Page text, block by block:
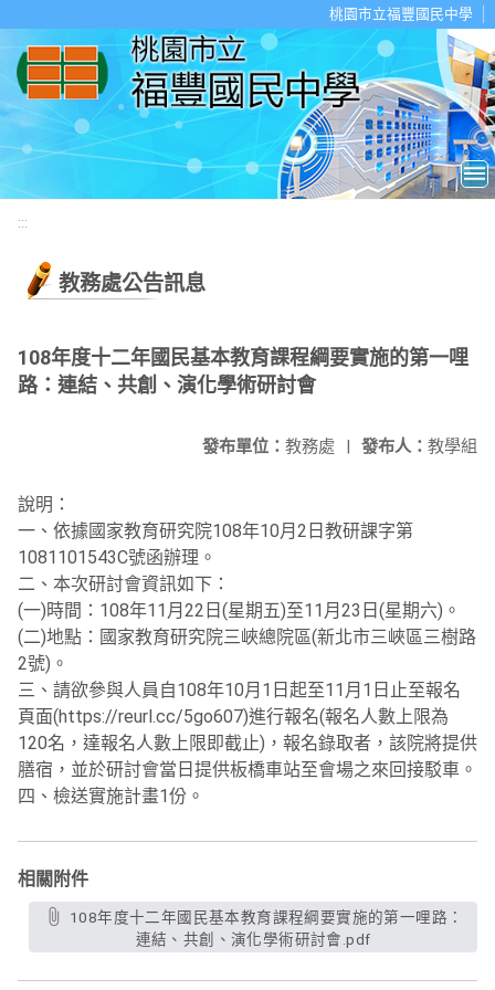
桃園市立福豐國民中學
:::
教務處公告訊息
108年度十二年國民基本教育課程綱要實施的第一哩
路：連結、共創、演化學術研討會
發布人： 教學組
發布單位： 教務處 |
說明：
一、依據國家教育研究院108年10月2日教研課字第
1081101543C號函辦理。
二、本次研討會資訊如下：
(一)時間：108年11月22日(星期五)至11月23日(星期六)。
(二)地點：國家教育研究院三峽總院區(新北市三峽區三樹路
2號)。
三、請欲參與人員自108年10月1日起至11月1日止至報名
頁面(https://reurl.cc/5go607)進行報名(報名人數上限為
120名，達報名人數上限即截止)，報名錄取者，該院將提供
膳宿，並於研討會當日提供板橋車站至會場之來回接駁車。
四、檢送實施計畫1份。
相關附件
連結、共創、演化學術研討會.pdf